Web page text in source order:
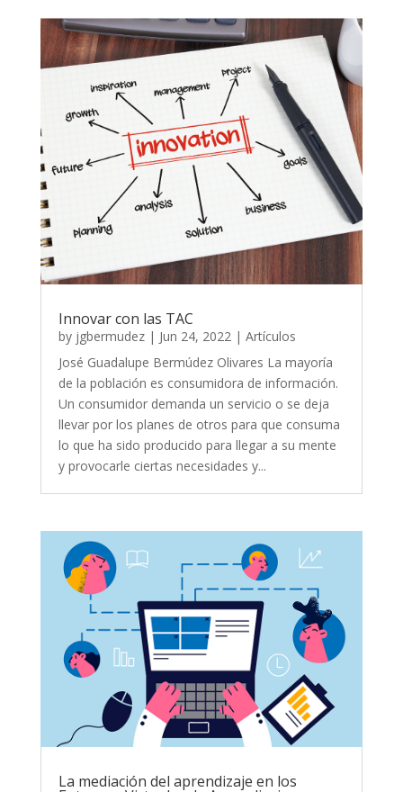
Innovar con las TAC
by jgbermudez| Jun 24, 2022| Artículos
José Guadalupe Bermúdez Olivares La mayoría
de la población es consumidora de información.
Un consumidor demanda un servicio o se deja
llevar por los planes de otros para que consuma
lo que ha sido producido para llegar a su mente
y provocarle ciertas necesidades y...
La mediación del aprendizaje en los